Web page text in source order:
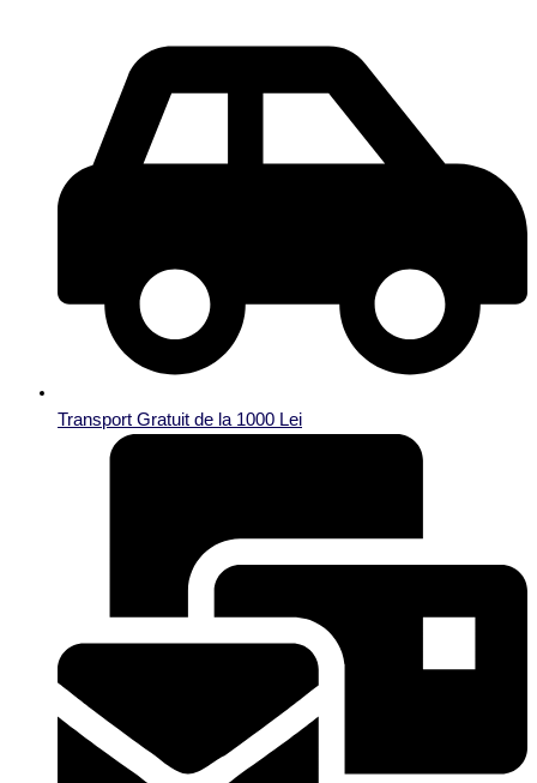
Transport Gratuit de la 1000 Lei